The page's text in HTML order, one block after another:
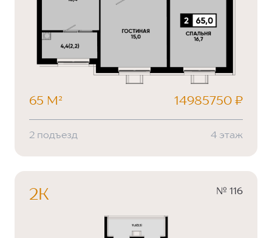
65 М² 14985750 ₽
2 подъезд 4 этаж
2К № 116